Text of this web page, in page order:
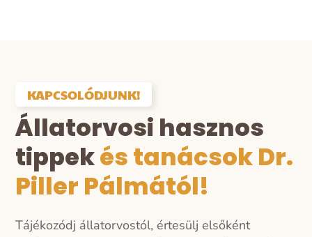
KAPCSOLÓDJUNK!
Állatorvosi hasznos
tippekés tanácsok Dr.
Piller Pálmától!
Tájékozódj állatorvostól, értesülj elsőként